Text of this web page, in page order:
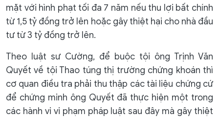
mặt với hình phạt tối đa 7 năm nếu thu lợi bất chính
từ 1,5 tỷ đồng trở lên hoặc gây thiệt hại cho nhà đầu
tư từ 3 tỷ đồng trở lên.
Theo luật sư Cường, để buộc tội ông Trịnh Văn
Quyết về tội Thao túng thị trường chứng khoán thì
cơ quan điều tra phải thu thập các tài liệu chứng cứ
để chứng minh ông Quyết đã thực hiện một trong
các hành vi vi phạm pháp luật sau đây mà gây thiệt